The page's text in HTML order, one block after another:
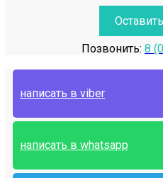
Позвонить: 8
написать в viber
написать в whatsapp